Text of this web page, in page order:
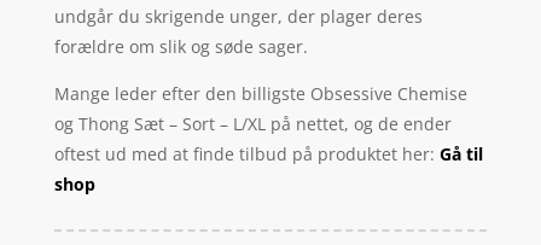
undgår du skrigende unger, der plager deres
forældre om slik og søde sager.
Mange leder efter den billigste Obsessive Chemise
og Thong Sæt – Sort – L/XL på nettet, og de ender
oftest ud med at finde tilbud på produktet her: Gå til
shop